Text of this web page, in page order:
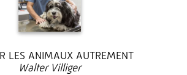
LES ANIMAUX AUTREMENT
Walter Villiger